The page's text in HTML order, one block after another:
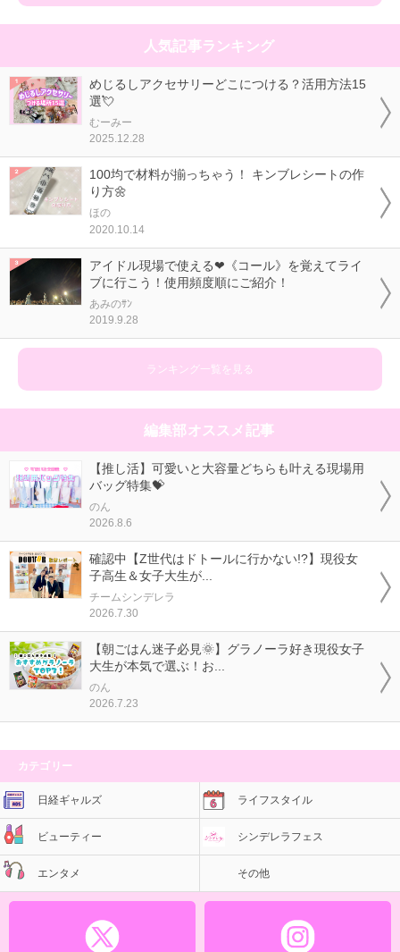
人気記事ランキング
めじるしアクセサリーどこにつける？活用方法15
選💘
むーみー
2025.12.28
100均で材料が揃っちゃう！ キンブレシートの作
り方🌼
ほの
2020.10.14
アイドル現場で使える❤《コール》を覚えてライ
ブに行こう！使用頻度順にご紹介！
あみのｻﾝ
2019.9.28
ランキング一覧を見る
編集部オススメ記事
【推し活】可愛いと大容量どちらも叶える現場用
バッグ特集💝
のん
2026.8.6
確認中【Z世代はドトールに行かない!?】現役女
子高生＆女子大生が...
チームシンデレラ
2026.7.30
【朝ごはん迷子必見🌞】グラノーラ好き現役女子
大生が本気で選ぶ！お...
のん
2026.7.23
カテゴリー
日経ギャルズ ライフスタイル
ビューティー シンデレラフェス
エンタメ その他